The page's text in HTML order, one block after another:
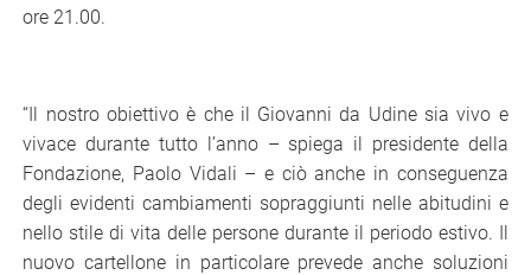
ore 21.00.
“Il nostro obiettivo è che il Giovanni da Udine sia vivo e
vivace durante tutto l’anno – spiega il presidente della
Fondazione, Paolo Vidali – e ciò anche in conseguenza
degli evidenti cambiamenti sopraggiunti nelle abitudini e
nello stile di vita delle persone durante il periodo estivo. Il
nuovo cartellone in particolare prevede anche soluzioni